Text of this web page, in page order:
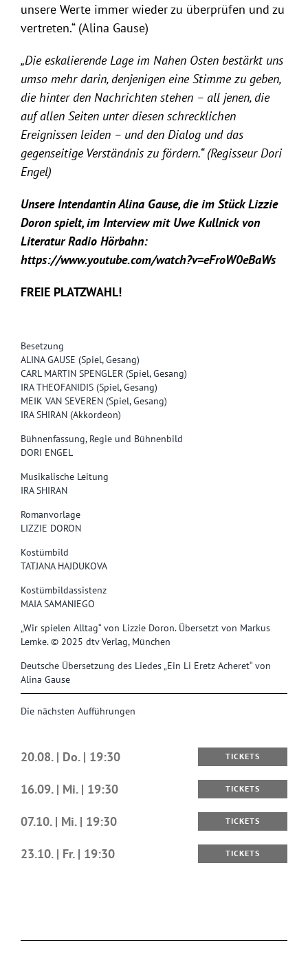
Besetzung
ALINA GAUSE (Spiel, Gesang)
CARL MARTIN SPENGLER (Spiel, Gesang)
IRA THEOFANIDIS (Spiel, Gesang)
MEIK VAN SEVEREN (Spiel, Gesang)
IRA SHIRAN (Akkordeon)
Bühnenfassung, Regie und Bühnenbild
DORI ENGEL
Musikalische Leitung
IRA SHIRAN
Romanvorlage
LIZZIE DORON
Kostümbild
TATJANA HAJDUKOVA
Kostümbildassistenz
MAIA SAMANIEGO
„Wir spielen Alltag“ von Lizzie Doron. Übersetzt von Markus
Lemke. © 2025 dtv Verlag, München
Deutsche Übersetzung des Liedes „Ein Li Eretz Acheret“ von
Alina Gause
Die nächsten Aufführungen
20.08. | Do. | 19:30 TICKETS
16.09. | Mi. | 19:30 TICKETS
07.10. | Mi. | 19:30 TICKETS
23.10. | Fr. | 19:30 TICKETS
unsere Werte immer wieder zu überprüfen und zu
vertreten.“ (Alina Gause)
„Die eskalierende Lage im Nahen Osten bestärkt uns
umso mehr darin, denjenigen eine Stimme zu geben,
die hinter den Nachrichten stehen – all jenen, die
auf allen Seiten unter diesen schrecklichen
Ereignissen leiden – und den Dialog und das
gegenseitige Verständnis zu fördern.“ (Regisseur Dori
Engel)
Unsere Intendantin Alina Gause, die im Stück Lizzie
Doron spielt, im Interview mit Uwe Kullnick von
Literatur Radio Hörbahn:
https://www.youtube.com/watch?v=eFroW0eBaWs
FREIE PLATZWAHL!